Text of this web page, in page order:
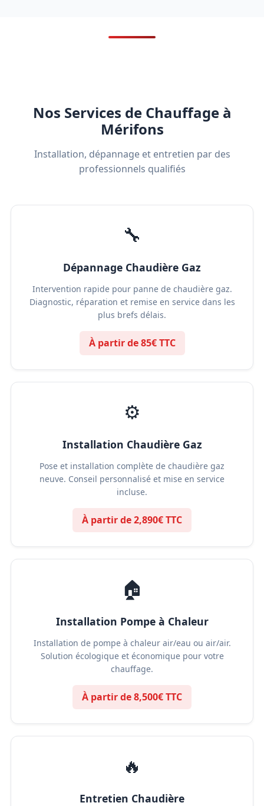
Nos Services de Chauffage à
Mérifons
Installation, dépannage et entretien par des
professionnels qualifiés
🔧
Dépannage Chaudière Gaz
Intervention rapide pour panne de chaudière gaz.
Diagnostic, réparation et remise en service dans les
plus brefs délais.
À partir de 85€ TTC
⚙️
Installation Chaudière Gaz
Pose et installation complète de chaudière gaz
neuve. Conseil personnalisé et mise en service
incluse.
À partir de 2,890€ TTC
🏠
Installation Pompe à Chaleur
Installation de pompe à chaleur air/eau ou air/air.
Solution écologique et économique pour votre
chauffage.
À partir de 8,500€ TTC
🔥
Entretien Chaudière